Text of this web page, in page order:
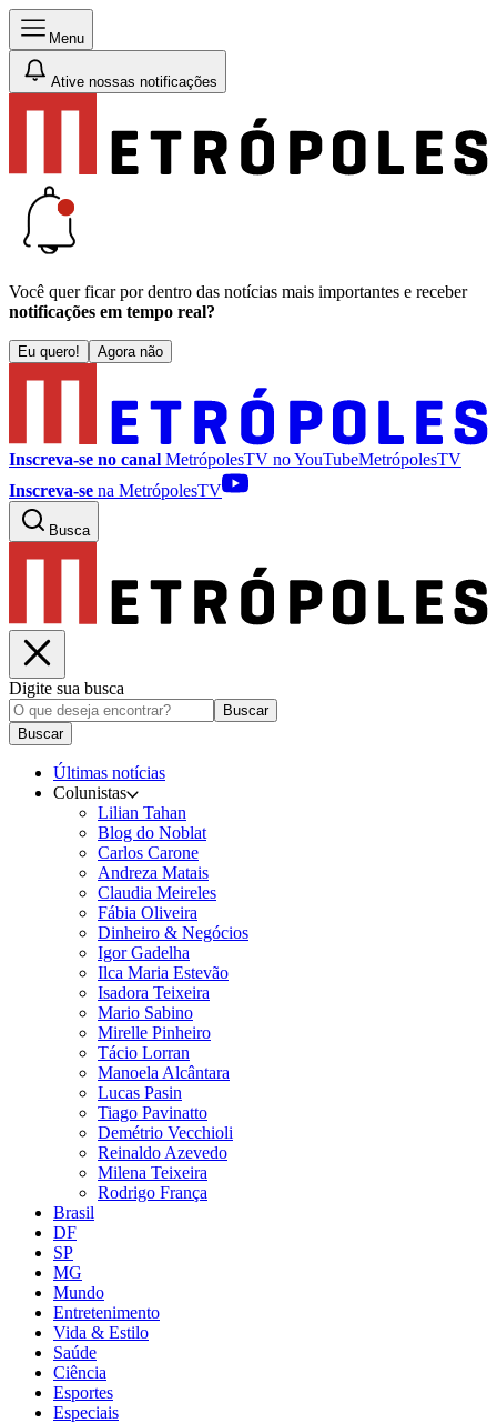
Menu
Ative nossas notificações
Você quer ficar por dentro das notícias mais importantes e receber
notificações em tempo real?
Eu quero! Agora não
Inscreva-se no canal MetrópolesTV noYouTubeMetrópolesTV
Inscreva-se na MetrópolesTV
Busca
Digite sua busca
Buscar
Buscar
Últimas notícias
Colunistas
Lilian Tahan
Blog do Noblat
Carlos Carone
Andreza Matais
Claudia Meireles
Fábia Oliveira
Dinheiro & Negócios
Igor Gadelha
Ilca Maria Estevão
Isadora Teixeira
Mario Sabino
Mirelle Pinheiro
Tácio Lorran
Manoela Alcântara
Lucas Pasin
Tiago Pavinatto
Demétrio Vecchioli
Reinaldo Azevedo
Milena Teixeira
Rodrigo França
Brasil
DF
SP
MG
Mundo
Entretenimento
Vida & Estilo
Saúde
Ciência
Esportes
Especiais